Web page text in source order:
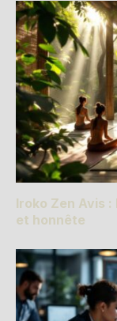
Iroko Zen Avis
et honnête